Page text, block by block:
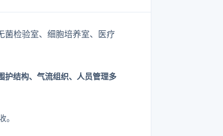
检验室、细胞培养室、医疗
护结构、气流组织、人员管理多